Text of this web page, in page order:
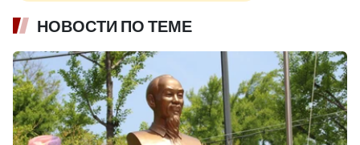
НОВОСТИ ПО ТЕМЕ